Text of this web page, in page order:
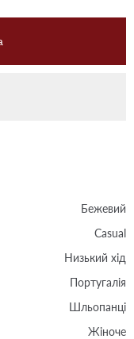
Бежевий
Casual
Низький хід
Португалія
Шльопанці
Жіноче